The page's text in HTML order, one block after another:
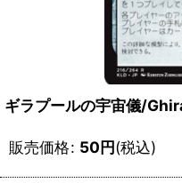
ギラプールの宇宙儀/
販売価格: 50円(税込)